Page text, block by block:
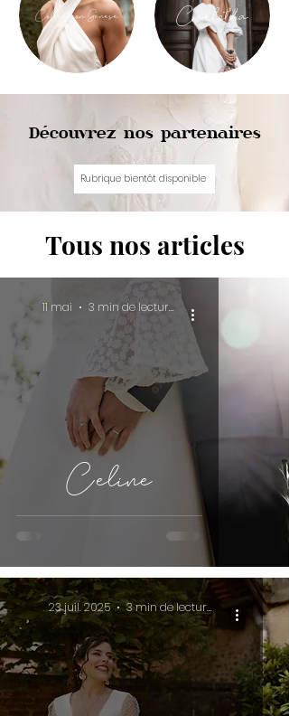
Collection Genese Carlotta
Découvrez nos partenaires
Rubrique bientôt disponible
Tous nos articles
Celine
11 mai 3 min de lecture
23 juil. 2025 3 min de lecture